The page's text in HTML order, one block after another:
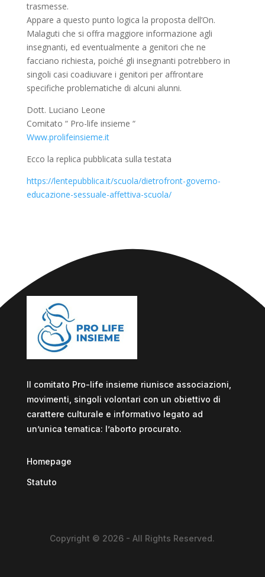
trasmesse.
Appare a questo punto logica la proposta dell’On.
Malaguti che si offra maggiore informazione agli
insegnanti, ed eventualmente a genitori che ne
facciano richiesta, poiché gli insegnanti potrebbero in
singoli casi coadiuvare i genitori per affrontare
specifiche problematiche di alcuni alunni.
Dott. Luciano Leone
Comitato “ Pro-life insieme “
Www.prolifeinsieme.it
Ecco la replica pubblicata sulla testata
https://lentepubblica.it/scuola/dietrofront-governo-
educazione-sessuale-affettiva-scuola/
Il comitato Pro-life insieme riunisce associazioni,
movimenti, singoli volontari con un obiettivo di
carattere culturale e informativo legato ad
un’unica tematica: l’aborto procurato.
Homepage
Statuto
Copyright © 2026 - All Rights Reserved.